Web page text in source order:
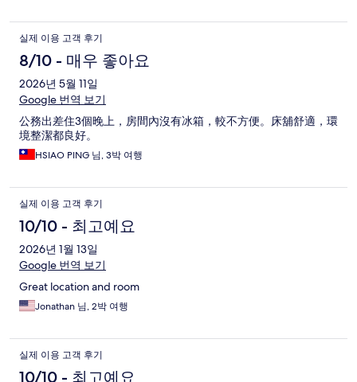
실제 이용 고객 후기
8/10 - 매우 좋아요
2026년 5월 11일
Google 번역 보기
公務出差住3個晚上，房間內沒有冰箱，較不方便。床舖舒適，環
境整潔都良好。
HSIAO PING 님, 3박 여행
실제 이용 고객 후기
10/10 - 최고예요
2026년 1월 13일
Google 번역 보기
Great location and room
Jonathan 님, 2박 여행
실제 이용 고객 후기
10/10 - 최고예요